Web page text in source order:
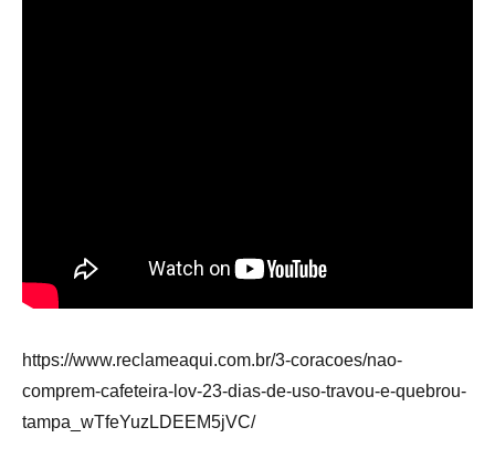
https://www.reclameaqui.com.br/3-coracoes/nao-
comprem-cafeteira-lov-23-dias-de-uso-travou-e-quebrou-
tampa_wTfeYuzLDEEM5jVC/